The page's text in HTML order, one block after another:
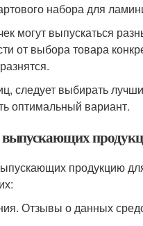
набора для
могут выпускаться
от выбора товара
следует выбирать
оптимальный вариант.
выпускающих
продукцию
Отзывы о данных